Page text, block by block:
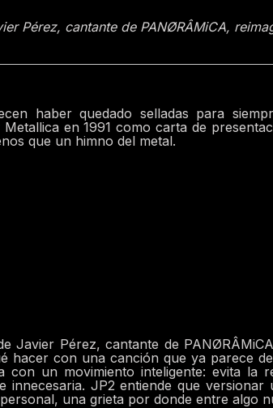
Pérez, cantante de PANØRÂMiCA,
haber quedado selladas para
Metallica en 1991 como carta de
que un himno del metal.
Javier Pérez, cantante de
hacer con una canción que ya parece
con un movimiento inteligente: evita la
innecesaria. JP2 entiende que
una grieta por donde entre algo